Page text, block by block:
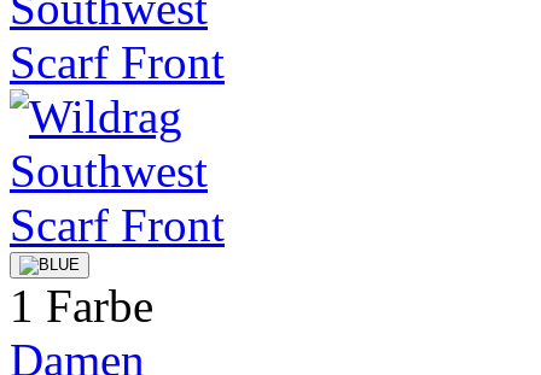
1 Farbe
Damen